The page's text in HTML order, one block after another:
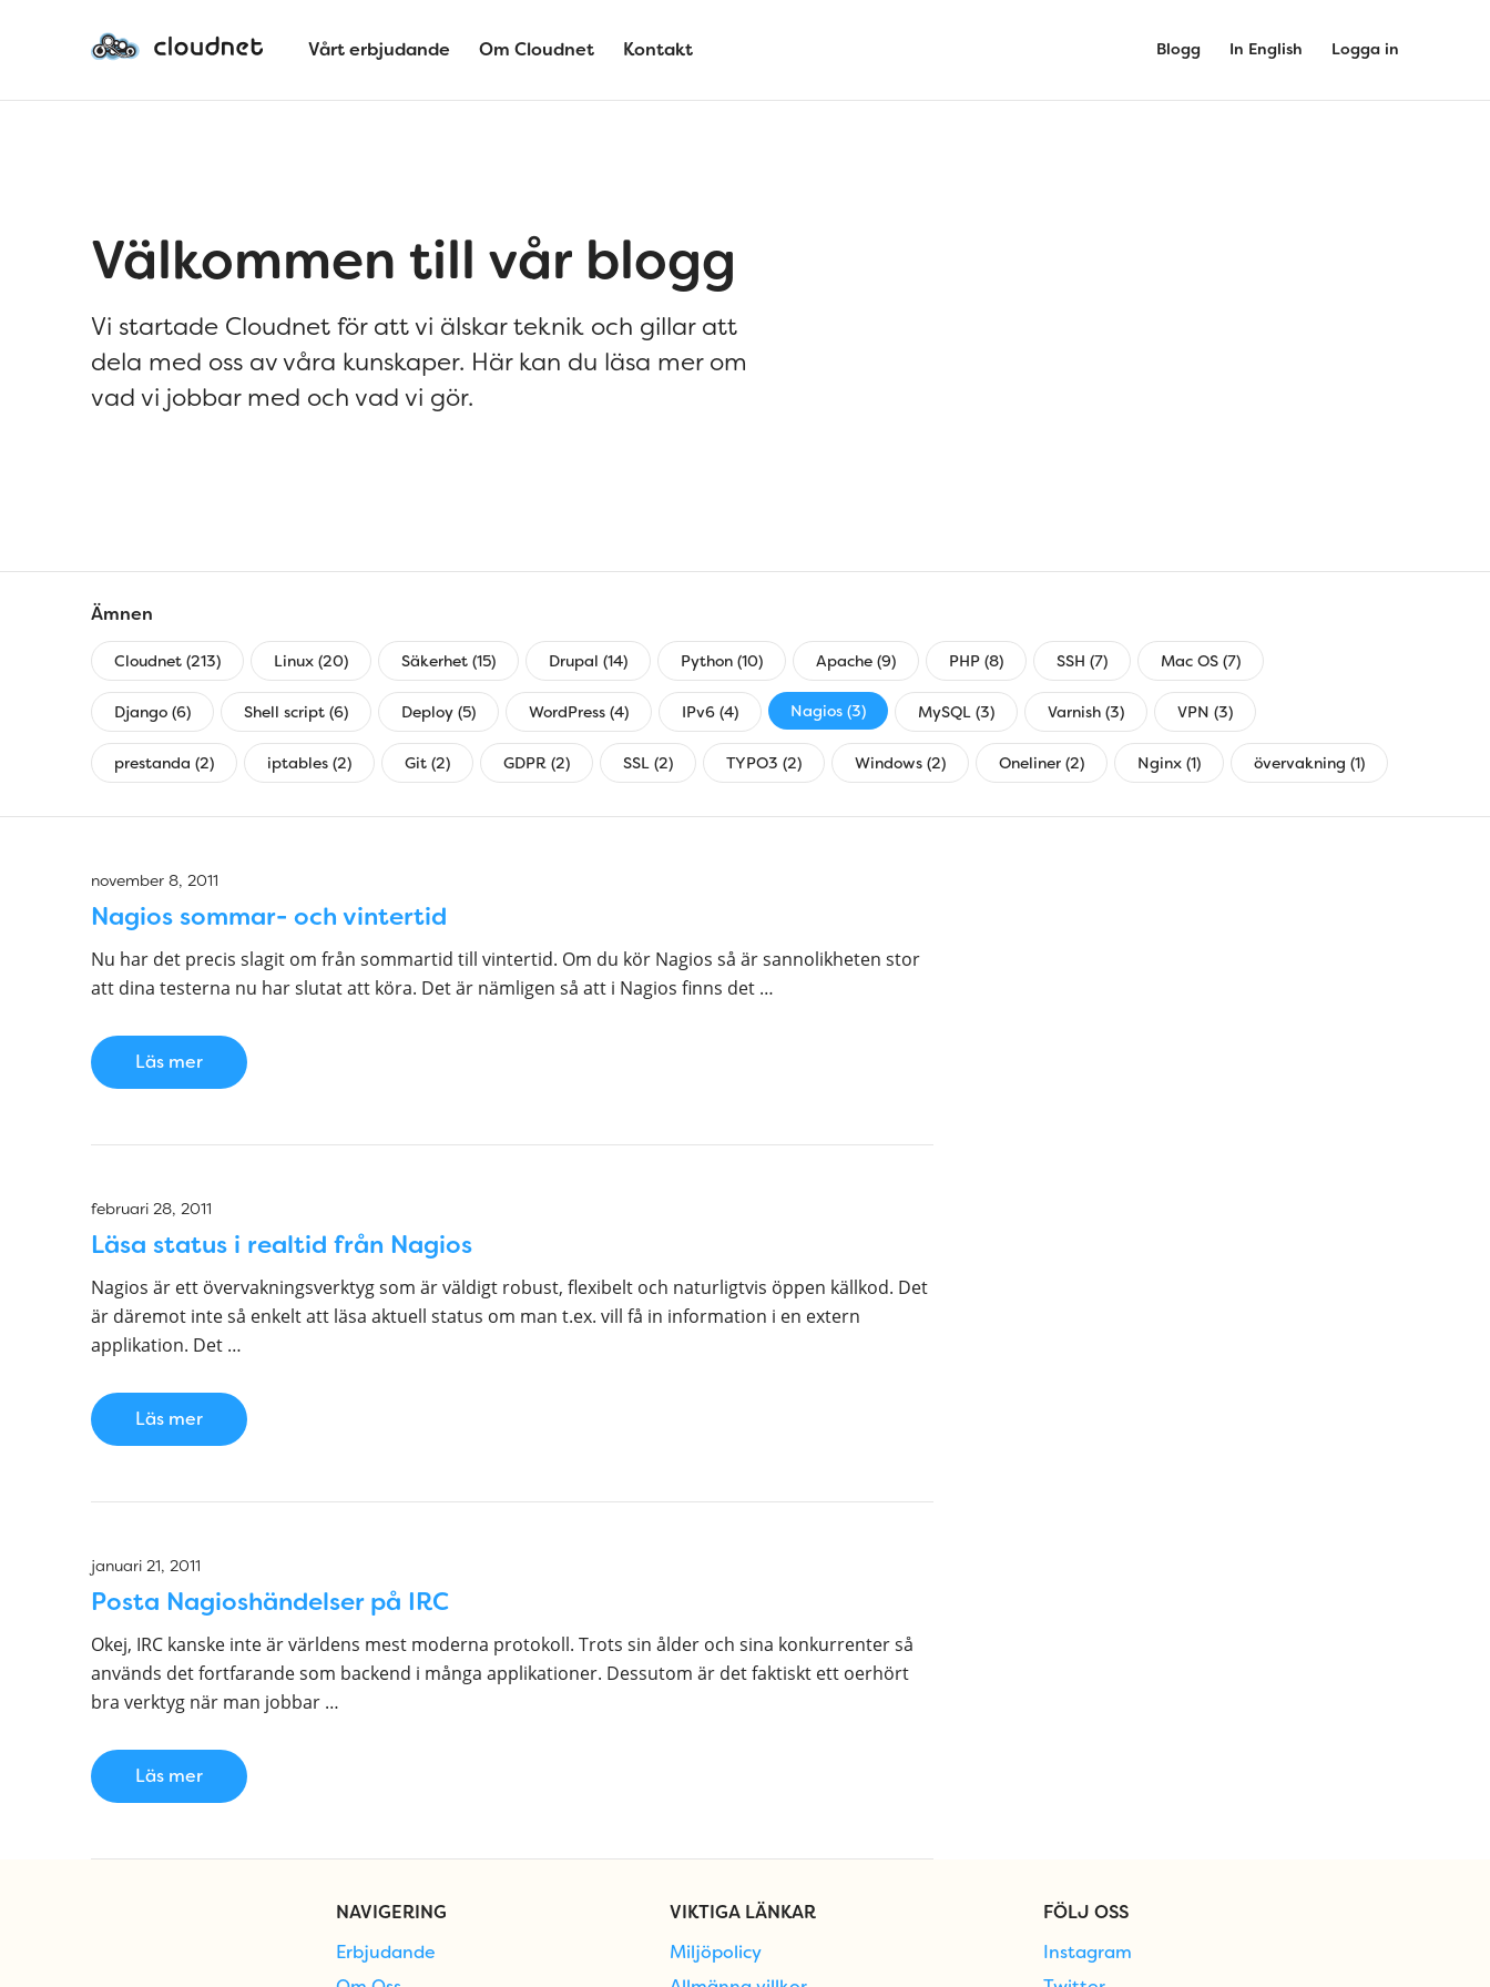
Vårt erbjudande Om Cloudnet Kontakt Blogg In English Logga in
Välkommen till vår blogg
Vi startade Cloudnet för att vi älskar teknik och gillar att
dela med oss av våra kunskaper. Här kan du läsa mer om
vad vi jobbar med och vad vi gör.
Ämnen
Cloudnet (213) Linux (20) Säkerhet (15) Drupal (14) Python (10) Apache (9) PHP (8) SSH (7) Mac OS (7)
Django (6) Shell script (6) Deploy (5) WordPress (4) IPv6 (4) Nagios (3) MySQL (3) Varnish (3) VPN (3)
prestanda (2) iptables (2) Git (2) GDPR (2) SSL (2) TYPO3 (2) Windows (2) Oneliner (2) Nginx (1) övervakning (1)
november 8, 2011
Nagios sommar- och vintertid
Nu har det precis slagit om från sommartid till vintertid. Om du kör Nagios så är sannolikheten stor
att dina testerna nu har slutat att köra. Det är nämligen så att i Nagios finns det …
Läs mer
februari 28, 2011
Läsa status i realtid från Nagios
Nagios är ett övervakningsverktyg som är väldigt robust, flexibelt och naturligtvis öppen källkod. Det
är däremot inte så enkelt att läsa aktuell status om man t.ex. vill få in information i en extern
applikation. Det …
Läs mer
januari 21, 2011
Posta Nagioshändelser på IRC
Okej, IRC kanske inte är världens mest moderna protokoll. Trots sin ålder och sina konkurrenter så
används det fortfarande som backend i många applikationer. Dessutom är det faktiskt ett oerhört
bra verktyg när man jobbar …
Läs mer
NAVIGERING
Erbjudande
VIKTIGA LÄNKAR
Miljöpolicy
FÖLJ OSS
Instagram